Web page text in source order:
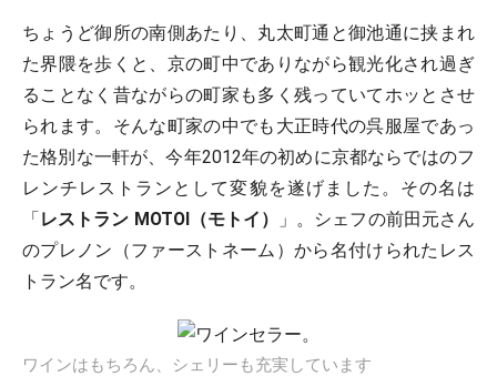
ちょうど御所の南側あたり、丸太町通と御池通に挟まれ
た界隈を歩くと、京の町中でありながら観光化され過ぎ
ることなく昔ながらの町家も多く残っていてホッとさせ
られます。そんな町家の中でも大正時代の呉服屋であっ
た格別な一軒が、今年2012年の初めに京都ならではのフ
レンチレストランとして変貌を遂げました。その名は
「レストラン MOTOI（モトイ）
」。シェフの前田元さん
のプレノン（ファーストネーム）から名付けられたレス
トラン名です。
ワインはもちろん、シェリーも充実しています